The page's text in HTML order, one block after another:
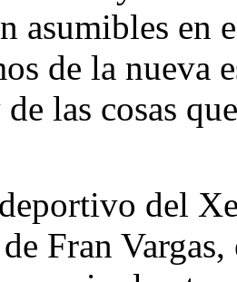
asumibles en
de la nueva
las cosas
del
Fran